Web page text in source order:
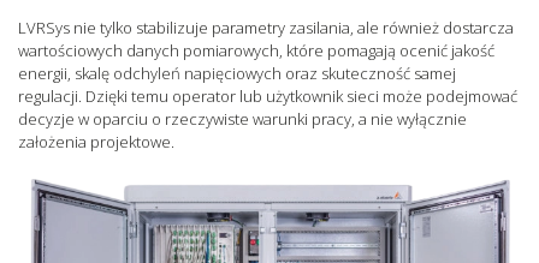
LVRSys nie tylko stabilizuje parametry zasilania, ale również dostarcza
wartościowych danych pomiarowych, które pomagają ocenić jakość
energii, skalę odchyleń napięciowych oraz skuteczność samej
regulacji. Dzięki temu operator lub użytkownik sieci może podejmować
decyzje w oparciu o rzeczywiste warunki pracy, a nie wyłącznie
założenia projektowe.